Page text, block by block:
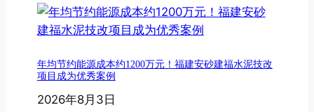
年均节约能源成本约1200万元！福建安砂建福水泥技改
项目成为优秀案例
2026年8月3日